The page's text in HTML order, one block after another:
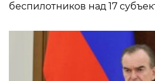
беспилотников над 17